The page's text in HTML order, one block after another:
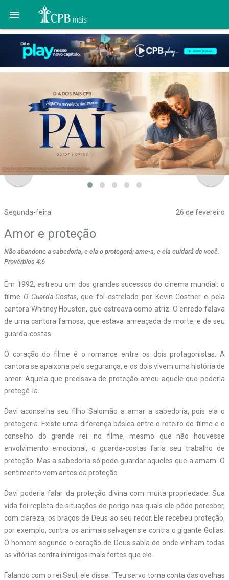

Segunda-feira 26 de fevereiro
navigate_before
Amor e proteção
Não abandone a sabedoria, e ela o protegerá; ame-a, e ela cuidará de você.
Provérbios 4:6
Em 1992, estreou um dos grandes sucessos do cinema mundial: o
filme O Guarda­-Costas, que foi estrelado por Kevin Costner e pela
cantora Whitney Houston, que estreava como atriz. O enredo falava
de uma cantora famosa, que estava ameaçada de morte, e de seu
guarda-costas.
O coração do filme é o romance entre os dois protagonistas. A
cantora se apaixona pelo segurança, e os dois vivem uma história de
amor. Aquela que precisava de proteção amou aquele que poderia
protegê-la.
Davi aconselha seu filho Salomão a amar a sabedoria, pois ela o
protegeria. Existe uma diferença básica entre o roteiro do filme e o
conselho do grande rei: no filme, mesmo que não houvesse
envolvimento emocional, o guarda-costas faria seu trabalho de
proteção. Mas a sabedoria só pode guardar aqueles que a amam. O
sentimento vem antes da proteção.
Davi poderia falar da proteção divina com muita propriedade. Sua
vida foi repleta de situações de perigo nas quais ele pôde perceber,
com clareza, os braços de Deus ao seu redor. Ele recebeu proteção,
por exemplo, contra os animais selvagens e contra o gigante Golias.
O homem segundo o coração de Deus sabia de onde vinham todas
as vitórias contra inimigos mais fortes que ele.
Falando com o rei Saul, ele disse: “Teu servo toma conta das ovelhas
navigate_next